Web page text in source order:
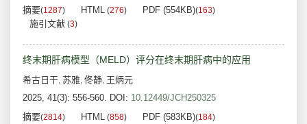
摘要(1287) HTML (276) PDF (554KB)(163)
施引文献 (3)
终末期肝病模型（MELD）评分在终末期肝病中的应用
希古日干, 苏雅, 佟静, 王炳元
2025, 41(3): 556-560. DOI: 10.12449/JCH250325
摘要(2814) HTML (858) PDF (583KB)(184)